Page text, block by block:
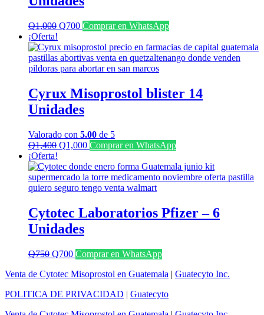
Q1,000 El
original
era:
Q1,000.
Q700El
actual
es:
Q700.
Comprar en WhatsApp
¡Oferta!
Cyrux Misoprostol blister 14
Unidades
Valorado con 5.00 de 5
Q1,400 El
original
era:
Q1,400.
Q1,000El
actual
es:
Q1,000.
Comprar en WhatsApp
¡Oferta!
Cytotec Laboratorios Pfizer – 6
Unidades
Q750 El
original
Q750.
Q700El
actual
Q700.
Comprar en WhatsApp
Venta de Cytotec Misoprostol en Guatemala | Guatecyto Inc.
POLITICA DE PRIVACIDAD | Guatecyto